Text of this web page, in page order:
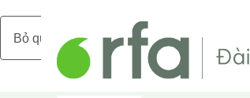
Bỏ qua nội dung chính